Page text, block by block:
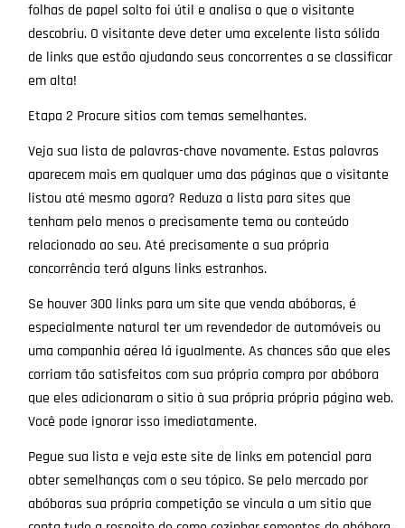
folhas de papel solto foi útil e analisa o que o visitante
descobriu. O visitante deve deter uma excelente lista sólida
de links que estão ajudando seus concorrentes a se classificar
em alta!
Etapa 2 Procure sitios com temas semelhantes.
Veja sua lista de palavras-chave novamente. Estas palavras
aparecem mais em qualquer uma das páginas que o visitante
listou até mesmo agora? Reduza a lista para sites que
tenham pelo menos o precisamente tema ou conteúdo
relacionado ao seu. Até precisamente a sua própria
concorrência terá alguns links estranhos.
Se houver 300 links para um site que venda abóboras, é
especialmente natural ter um revendedor de automóveis ou
uma companhia aérea lá igualmente. As chances são que eles
corriam tão satisfeitos com sua própria compra por abóbora
que eles adicionaram o sitio à sua própria própria página web.
Você pode ignorar isso imediatamente.
Pegue sua lista e veja este site de links em potencial para
obter semelhanças com o seu tópico. Se pelo mercado por
abóboras sua própria competição se vincula a um sitio que